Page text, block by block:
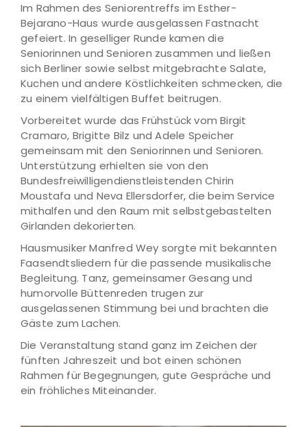
Im Rahmen des Seniorentreffs im Esther-
Bejarano-Haus wurde ausgelassen Fastnacht
gefeiert. In geselliger Runde kamen die
Seniorinnen und Senioren zusammen und ließen
sich Berliner sowie selbst mitgebrachte Salate,
Kuchen und andere Köstlichkeiten schmecken, die
zu einem vielfältigen Buffet beitrugen.
Vorbereitet wurde das Frühstück vom Birgit
Cramaro, Brigitte Bilz und Adele Speicher
gemeinsam mit den Seniorinnen und Senioren.
Unterstützung erhielten sie von den
Bundesfreiwilligendienstleistenden Chirin
Moustafa und Neva Ellersdorfer, die beim Service
mithalfen und den Raum mit selbstgebastelten
Girlanden dekorierten.
Hausmusiker Manfred Wey sorgte mit bekannten
Faasendtsliedern für die passende musikalische
Begleitung. Tanz, gemeinsamer Gesang und
humorvolle Büttenreden trugen zur
ausgelassenen Stimmung bei und brachten die
Gäste zum Lachen.
Die Veranstaltung stand ganz im Zeichen der
fünften Jahreszeit und bot einen schönen
Rahmen für Begegnungen, gute Gespräche und
ein fröhliches Miteinander.